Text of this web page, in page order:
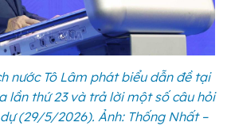
nước Tô Lâm phát biểu dẫn đề tại
lần thứ 23 và trả lời một số câu hỏi
(29/5/2026). Ảnh: Thống Nhất –